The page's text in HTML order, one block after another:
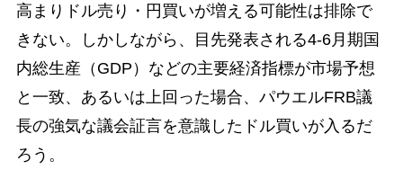
高まりドル売り・円買いが増える可能性は排除で
きない。しかしながら、目先発表される4-6月期国
内総生産（GDP）などの主要経済指標が市場予想
と一致、あるいは上回った場合、パウエルFRB議
長の強気な議会証言を意識したドル買いが入るだ
ろう。